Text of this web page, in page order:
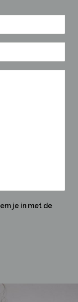
je in met de